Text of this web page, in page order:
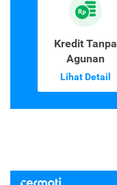
Kredit Tanpa
Agunan
Lihat Detail